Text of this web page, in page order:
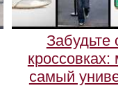
Забудьте
кроссовках:
самый